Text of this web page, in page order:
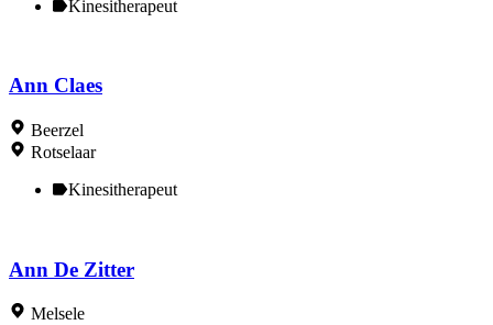
Kinesitherapeut
Ann Claes
Beerzel
Rotselaar
Kinesitherapeut
Ann De Zitter
Melsele